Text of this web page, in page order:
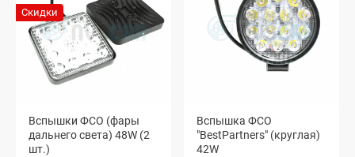
Скидки
Вспышки ФСО (фары
дальнего света) 48W (2
шт.)
Вспышка ФСО
"BestPartners" (круглая)
42W